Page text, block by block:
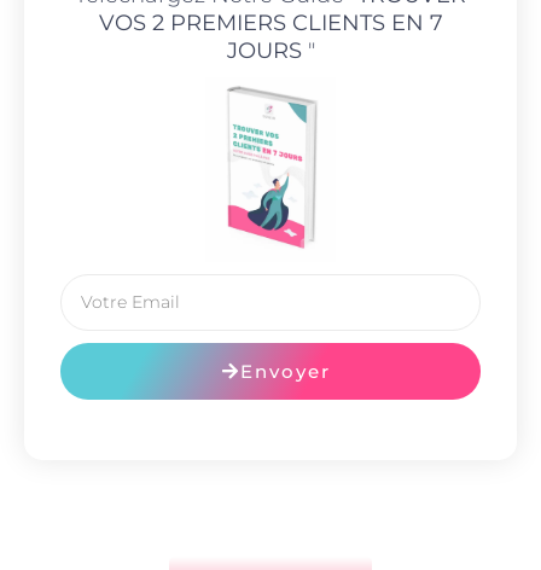
VOS 2 PREMIERS CLIENTS EN 7
JOURS"
Envoyer